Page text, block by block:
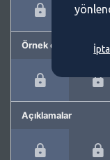
Örnek cümleler
Açıklamalar